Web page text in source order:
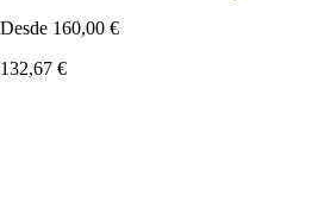
Desde 160,00 €
132,67 €